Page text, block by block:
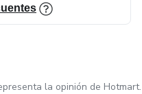
la opinión de Hotmart.